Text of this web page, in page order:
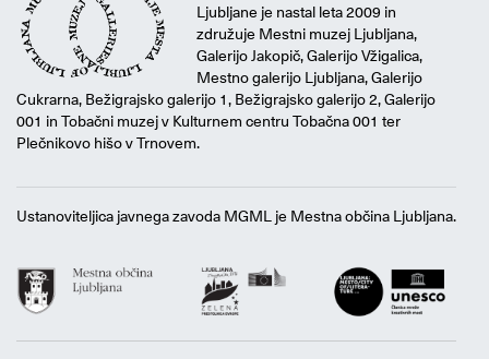
Ljubljane je nastal leta 2009 in
združuje Mestni muzej Ljubljana,
Galerijo Jakopič, Galerijo Vžigalica,
Mestno galerijo Ljubljana, Galerijo
Cukrarna, Bežigrajsko galerijo 1, Bežigrajsko galerijo 2, Galerijo
001 in Tobačni muzej v Kulturnem centru Tobačna 001 ter
Plečnikovo hišo v Trnovem.
Ustanoviteljica javnega zavoda MGML je Mestna občina Ljubljana.